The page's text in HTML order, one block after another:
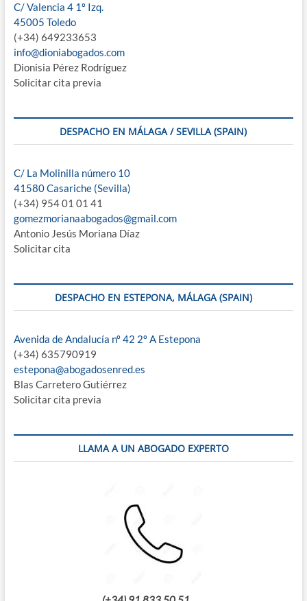
C/ Valencia 4 1º Izq.
45005 Toledo
(+34) 649233653
info@dioniabogados.com
Dionisia Pérez Rodríguez
Solicitar cita previa
DESPACHO EN MÁLAGA / SEVILLA (SPAIN)
C/ La Molinilla número 10
41580 Casariche (Sevilla)
(+34) 954 01 01 41
gomezmorianaabogados@gmail.com
Antonio Jesús Moriana Díaz
Solicitar cita
DESPACHO EN ESTEPONA, MÁLAGA (SPAIN)
Avenida de Andalucía nº 42 2º A Estepona
(+34) 635790919
estepona@abogadosenred.es
Blas Carretero Gutiérrez
Solicitar cita previa
LLAMA A UN ABOGADO EXPERTO